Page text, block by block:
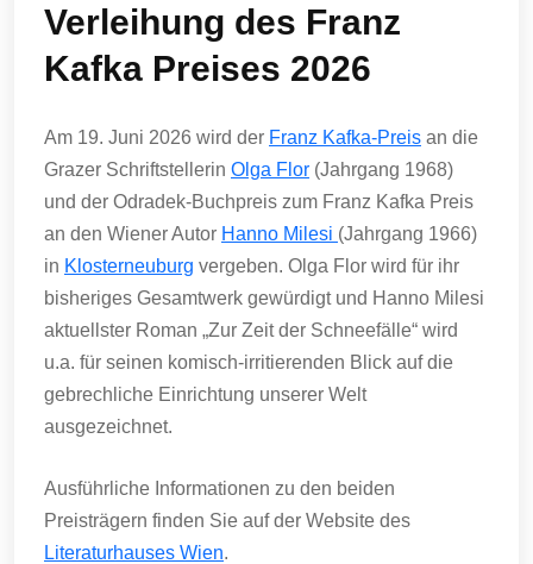
Verleihung des Franz
Kafka Preises 2026
Am 19. Juni 2026 wird der Franz Kafka-Preis an die
Grazer Schriftstellerin Olga Flor (Jahrgang 1968)
und der Odradek-Buchpreis zum Franz Kafka Preis
an den Wiener Autor Hanno Milesi (Jahrgang 1966)
in Klosterneuburg vergeben. Olga Flor wird für ihr
bisheriges Gesamtwerk gewürdigt und Hanno Milesi
aktuellster Roman „Zur Zeit der Schneefälle“ wird
u.a. für seinen komisch-irritierenden Blick auf die
gebrechliche Einrichtung unserer Welt
ausgezeichnet.
Ausführliche Informationen zu den beiden
Preisträgern finden Sie auf der Website des
Literaturhauses Wien.